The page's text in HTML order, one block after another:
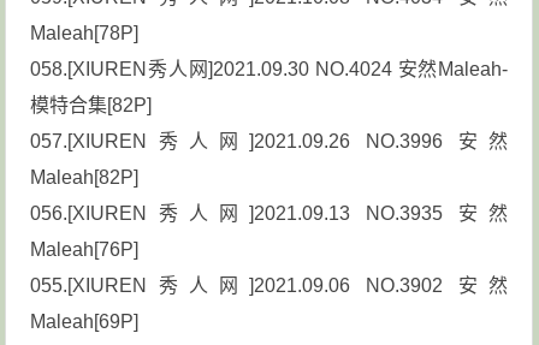
Maleah[78P]
058.[XIUREN秀人网]2021.09.30 NO.4024 安然Maleah-
模特合集[82P]
057.[XIUREN秀人网]2021.09.26 NO.3996 安然
Maleah[82P]
056.[XIUREN秀人网]2021.09.13 NO.3935 安然
Maleah[76P]
055.[XIUREN秀人网]2021.09.06 NO.3902 安然
Maleah[69P]